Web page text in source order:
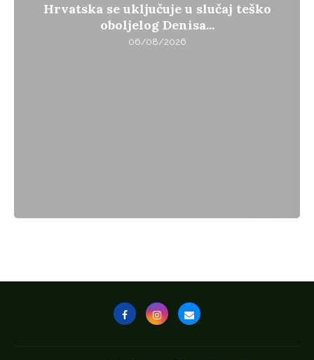
Hrvatska se uključuje u slučaj teško
oboljelog Denisa...
06/08/2026